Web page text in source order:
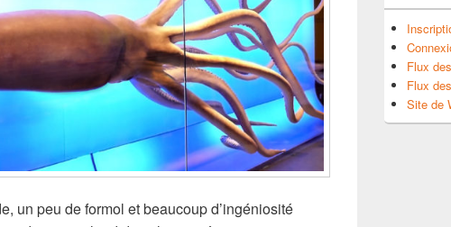
un peu de formol et beaucoup d’ingéniosité
Flux
Flux
Site de